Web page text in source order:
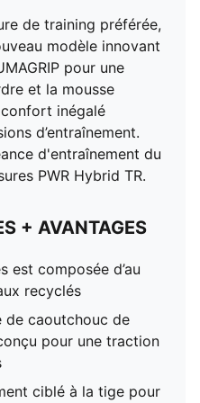
de training préférée,
modèle innovant
pour une
et la mousse
confort inégalé
d’entraînement.
d'entraînement du
PWR Hybrid TR.
+ AVANTAGES
est composée d’au
recyclés
de caoutchouc de
pour une traction
ciblé à la tige pour